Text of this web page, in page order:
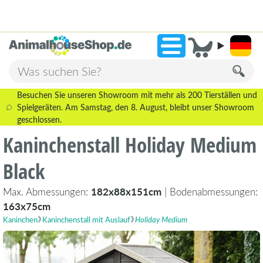
»2.238 Bewertungen!
Besuchen Sie unseren Showroom mit mehr als 200 Tierställen und
Spielgeräten. Am Samstag, den 8. August, bleibt unser Showroom
geschlossen.
Kaninchenstall Holiday Medium
Black
Max. Abmessungen: 182x88x151cm | Bodenabmessungen:
163x75cm
Kaninchen Kaninchenstall mit Auslauf Holiday Medium